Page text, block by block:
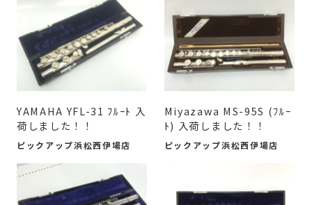
YAMAHA YFL-31 ﾌﾙｰﾄ 入
荷しました！！
ピックアップ浜松西伊場店
Miyazawa MS-95S (ﾌﾙｰ
ﾄ) 入荷しました！！
ピックアップ浜松西伊場店